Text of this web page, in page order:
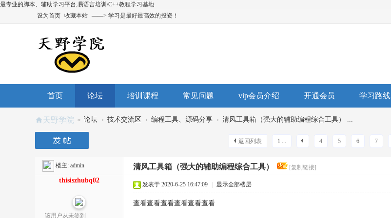
最专业的脚本、辅助学习平台,易语言培训/C++教程学习基地
设为首页 收藏本站 ——> 学习是最好最高效的投资！
首页 论坛 培训课程 常见问题 vip会员介绍 开通会员 学习路线
天野学院 » 论坛 › 技术交流区 › 编程工具、源码分享 › 清风工具箱（强大的辅助编程综合工具） ...
1 ... 4 5 6 7
返回列表
楼主: admin 清风工具箱（强大的辅助编程综合工具） [复制链接]
thisiszhubq02
该用户从未签到
发表于 2020-6-25 16:47:09 显示全部楼层
查看查看查看查看查看查看